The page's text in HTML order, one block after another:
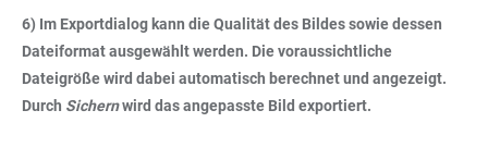
6) Im Exportdialog kann die Qualität des Bildes sowie dessen
Dateiformat ausgewählt werden. Die voraussichtliche
Dateigröße wird dabei automatisch berechnet und angezeigt.
Durch Sichernwird das angepasste Bild exportiert.